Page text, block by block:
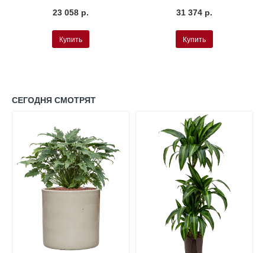
23 058 р.
Купить
31 374 р.
Купить
СЕГОДНЯ СМОТРЯТ